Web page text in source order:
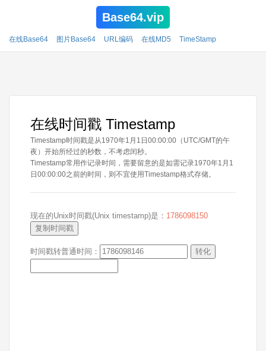
Base64.vip
在线Base64 图片Base64 URL编码 在线MD5 TimeStamp
在线时间戳 Timestamp
Timestamp时间戳是从1970年1月1日00:00:00（UTC/GMT的午
夜）开始所经过的秒数，不考虑闰秒。
Timestamp常用作记录时间，需要留意的是如需记录1970年1月1
日00:00:00之前的时间，则不宜使用Timestamp格式存储。
现在的Unix时间戳(Unix timestamp)是： 1786098150
复制时间戳
时间戳转普通时间： 转化